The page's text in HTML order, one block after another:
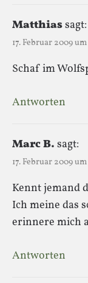
Matthiassagt:
17. Februar 2009
Schaf im
Antworten
Marc B. sagt:
17. Februar 2009
Kennt jemand
Ich meine das
erinnere mich
Antworten